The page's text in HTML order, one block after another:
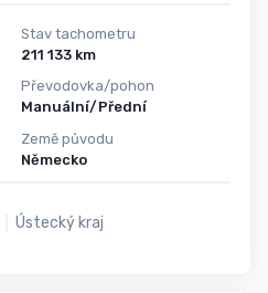
Stav tachometru
211 133 km
Převodovka/pohon
Manuální/Přední
Země původu
Německo
Ústecký kraj